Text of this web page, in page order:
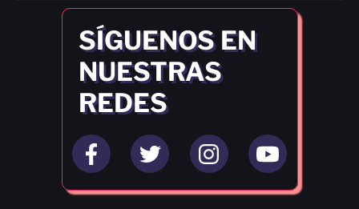
SÍGUENOS EN
NUESTRAS
REDES